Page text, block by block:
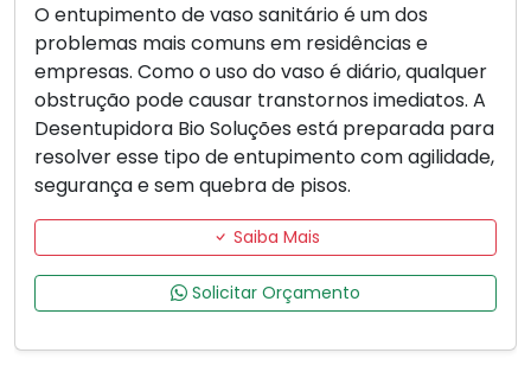
O entupimento de vaso sanitário é um dos
problemas mais comuns em residências e
empresas. Como o uso do vaso é diário, qualquer
obstrução pode causar transtornos imediatos. A
Desentupidora Bio Soluções está preparada para
resolver esse tipo de entupimento com agilidade,
segurança e sem quebra de pisos.
Saiba Mais
Solicitar Orçamento